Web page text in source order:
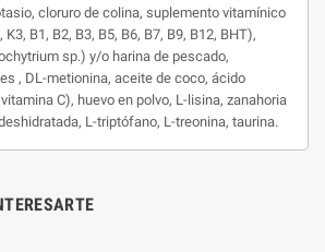
cloruro de colina, suplemento vitamínico
B1, B2, B3, B5, B6, B7, B9, B12, BHT),
sp.) y/o harina de pescado,
, DL-metionina, aceite de coco, ácido
C), huevo en polvo, L-lisina, zanahoria
L-triptófano, L-treonina, taurina.